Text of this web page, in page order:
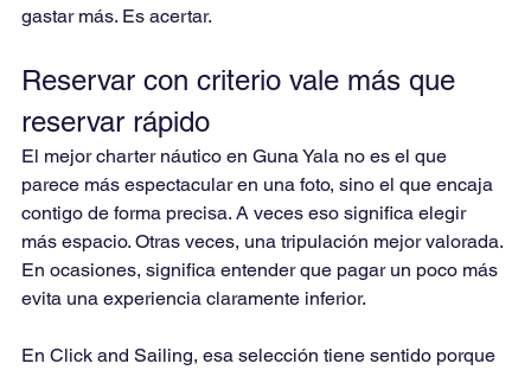
gastar más. Es acertar.
Reservar con criterio vale más que
reservar rápido
El mejor charter náutico en Guna Yala no es el que
parece más espectacular en una foto, sino el que encaja
contigo de forma precisa. A veces eso significa elegir
más espacio. Otras veces, una tripulación mejor valorada.
En ocasiones, significa entender que pagar un poco más
evita una experiencia claramente inferior.
En Click and Sailing, esa selección tiene sentido porque